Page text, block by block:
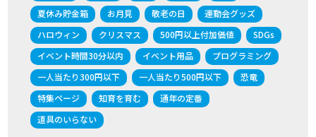
夏休み貯金箱
お月見 敬老の日
運動会グッズ
ハロウィン
クリスマス 500円以上付加価値
SDGs
イベント時間30分以内
イベント用品
プログラミング
一人当たり300円以下
一人当たり500円以下
恐竜
特集ページ
知育を育む
通年の定番
道具のいらない